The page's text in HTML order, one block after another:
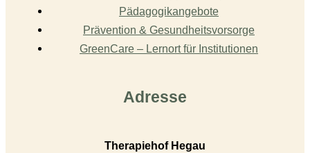
Pädagogikangebote
Prävention & Gesundheitsvorsorge
GreenCare – Lernort für Institutionen
Adresse
Therapiehof Hegau